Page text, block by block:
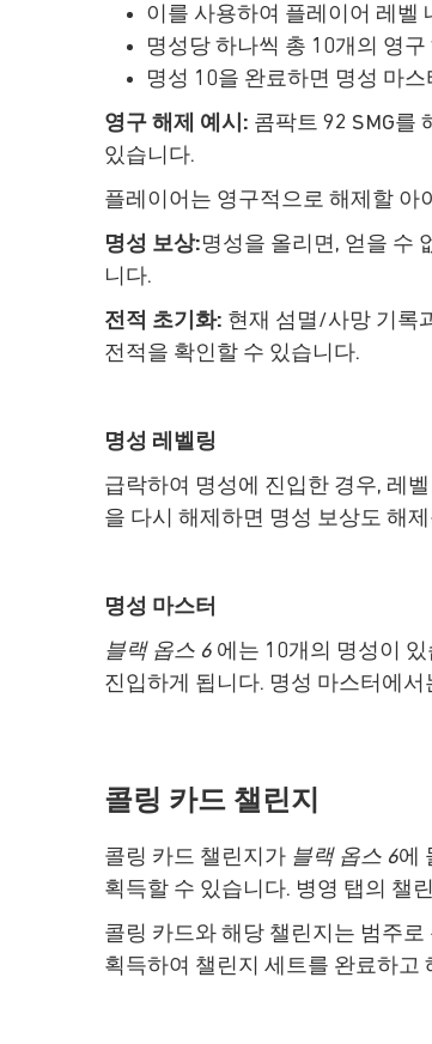
이를 사용하여 플레이어 레벨
명성당 하나씩 총 10개의 영
명성 10을 완료하면 명성 마
영구 해제 예시: 콤팍트 92 SMG를
있습니다.
플레이어는 영구적으로 해제할 아
명성 보상:명성을 올리면, 얻을 수
니다.
전적 초기화: 현재 섬멸/사망 기록
전적을 확인할 수 있습니다.
명성 레벨링
급락하여 명성에 진입한 경우, 레
을 다시 해제하면 명성 보상도 해
명성 마스터
블랙 옵스 6 에는 10개의 명성이
진입하게 됩니다. 명성 마스터에
콜링 카드 챌린지
콜링 카드 챌린지가 블랙 옵스 6에
획득할 수 있습니다. 병영 탭의 챌
콜링 카드와 해당 챌린지는 범주
획득하여 챌린지 세트를 완료하고